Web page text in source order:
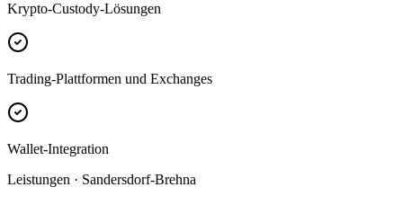
Krypto-Custody-Lösungen
Trading-Plattformen und Exchanges
Wallet-Integration
Leistungen · Sandersdorf-Brehna